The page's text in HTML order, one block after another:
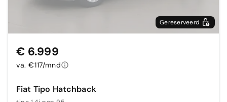
Gereserveerd
Fiat Tipo Hatchback
€ 6.999
va. €117/mnd